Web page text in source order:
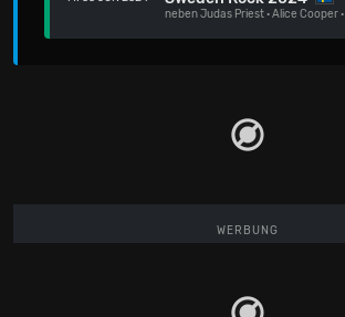
nebenJudas Priest·Alice Cooper·
WERBUNG